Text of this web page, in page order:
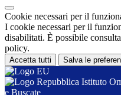
Cookie necessari per il
I cookie necessari per il
disabilitati. È possibile
policy.
Accetta tutti Salva le
Istituto
e Buscate